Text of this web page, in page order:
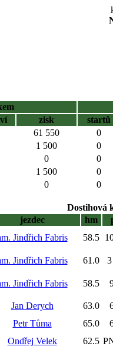
zisk
startů
61 550
0
1 500
0
0
0
1 500
0
0 0
Dostihová
jezdec hm
Jindřich Fabris 58.5
Jindřich Fabris 61.0
Jindřich Fabris 58.5
Jan Derych 63.0
Petr Tůma 65.0
Ondřej Velek 62.5